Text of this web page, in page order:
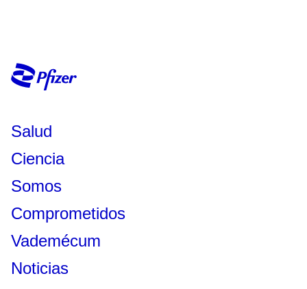
Salud
Ciencia
Somos
Comprometidos
Vademécum
Noticias